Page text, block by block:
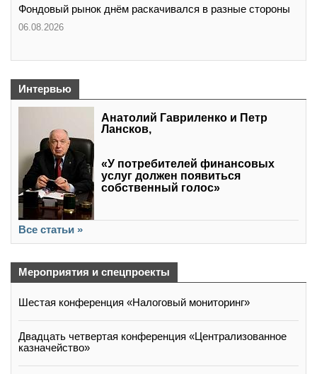
Фондовый рынок днём раскачивался в разные стороны
06.08.2026
Интервью
Анатолий Гавриленко и Петр
Лансков,
«У потребителей финансовых
услуг должен появиться
собственный голос»
Все статьи »
Мероприятия и спецпроекты
Шестая конференция «Налоговый мониторинг»
Двадцать четвертая конференция «Централизованное
казначейство»